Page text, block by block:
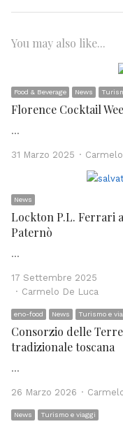
You may also like...
Food & Beverage News
Florence Cocktail
…
31 Marzo 2025 Author
News
Lockton P.L. Ferrari
Paternò
…
17 Settembre 2025
Author
Carmelo De Luca
eno-food News Turismo e
Consorzio delle
tradizionale toscana
…
26 Marzo 2026 Author
News Turismo e viaggi